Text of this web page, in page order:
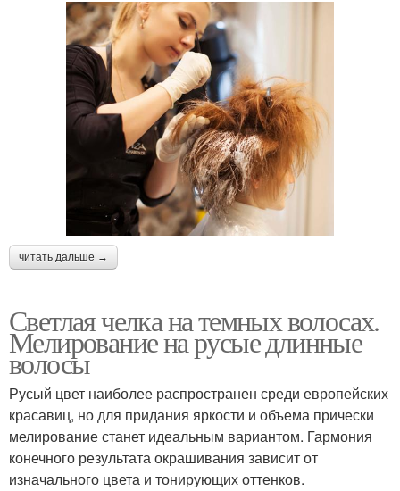
читать дальше →
Светлая челка на темных волосах.
Мелирование на русые длинные
волосы
Русый цвет наиболее распространен среди европейских
красавиц, но для придания яркости и объема прически
мелирование станет идеальным вариантом. Гармония
конечного результата окрашивания зависит от
изначального цвета и тонирующих оттенков.